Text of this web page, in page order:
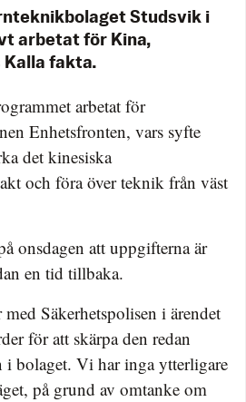
Studsvik i
arbetat för Kina,
Kalla fakta.
arbetat för
Enhetsfronten, vars syfte
det kinesiska
och föra över teknik från väst
onsdagen att uppgifterna är
en tid tillbaka.
Säkerhetspolisen i ärendet
för att skärpa den redan
i bolaget. Vi har inga ytterligare
på grund av omtanke om